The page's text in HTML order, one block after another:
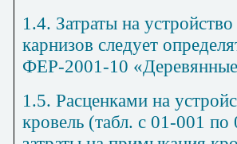
1.4. Затраты на
карнизов следует
ФЕР-2001-10
1.5. Расценками на
кровель (табл. с 01-001 по